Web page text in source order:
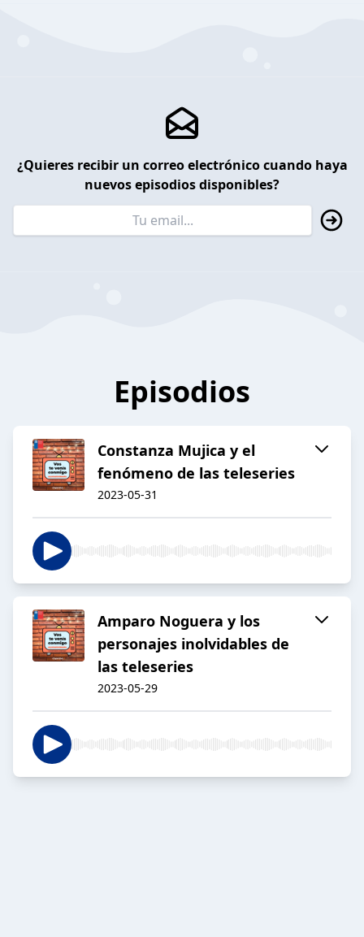
¿Quieres recibir un correo electrónico cuando haya
nuevos episodios disponibles?
Episodios
Constanza Mujica y el
fenómeno de las teleseries
2023-05-31
Amparo Noguera y los
personajes inolvidables de
las teleseries
2023-05-29